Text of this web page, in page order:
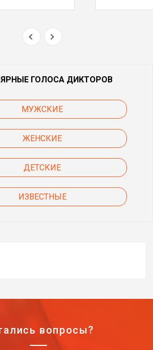
ГОЛОСА ДИКТОРОВ
МУЖСКИЕ
ЖЕНСКИЕ
ДЕТСКИЕ
ИЗВЕСТНЫЕ
вопросы?